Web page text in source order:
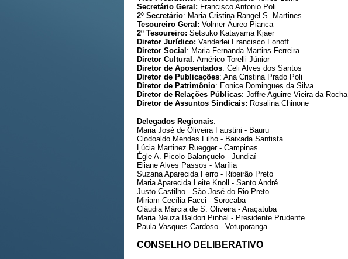
Secretário Geral: Francisco Antonio Poli
2º Secretário: Maria Cristina Rangel S. Martines
Tesoureiro Geral: Volmer Áureo Pianca
2º Tesoureiro: Setsuko Katayama Kjaer
Diretor Jurídico: Vanderlei Francisco Fonoff
Diretor Social : Maria Fernanda Martins Ferreira
Diretor Cultural : Américo Torelli Júnior
Diretor de Aposentados: Celi Alves dos Santos
Diretor de Publicações: Ana Cristina Prado Poli
Diretor de Patrimônio: Eonice Domingues da Silva
Diretor de Relações Públicas: Joffre Aguirre Vieira da Rocha
Diretor de Assuntos Sindicais: Rosalina Chinone
Delegados Regionais:
Maria José de Oliveira Faustini - Bauru
Clodoaldo Mendes Filho - Baixada Santista
Lúcia Martinez Ruegger - Campinas
Égle A. Picolo Balançuelo - Jundiaí
Eliane Alves Passos - Marília
Suzana Aparecida Ferro - Ribeirão Preto
Maria Aparecida Leite Knoll - Santo André
Justo Castilho - São José do Rio Preto
Miriam Cecília Facci - Sorocaba
Cláudia Márcia de S. Oliveira - Araçatuba
Maria Neuza Baldori Pinhal - Presidente Prudente
Paula Vasques Cardoso - Votuporanga
CONSELHO DELIBERATIVO